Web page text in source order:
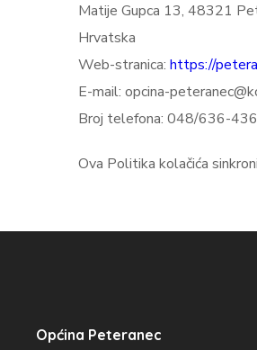
Matije Gupca 13, 48321
Hrvatska
Web-stranica: https://
E-mail: opcina-
Broj telefona: 048/636-436
Ova Politika kolačića
Općina Peteranec